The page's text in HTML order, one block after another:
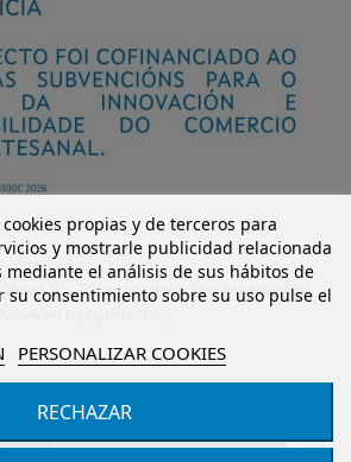
Añadir al carrito
propias y de terceros para
y mostrarle publicidad relacionada
mediante el análisis de sus hábitos de
su consentimiento sobre su uso pulse el
PERSONALIZAR COOKIES
RECHAZAR
S.L. Todos los derechos reservados.